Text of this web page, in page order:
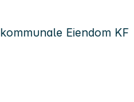
Eiendom KF